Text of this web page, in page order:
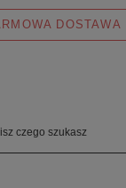
DOSTAWA